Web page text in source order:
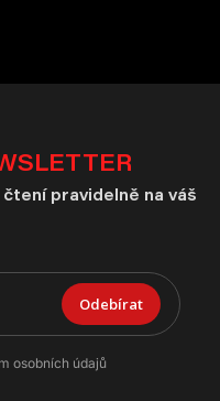
pravidelně na váš
Odebírat
osobních údajů